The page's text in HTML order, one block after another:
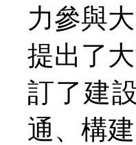
力參與
提出了
訂了建
通、構